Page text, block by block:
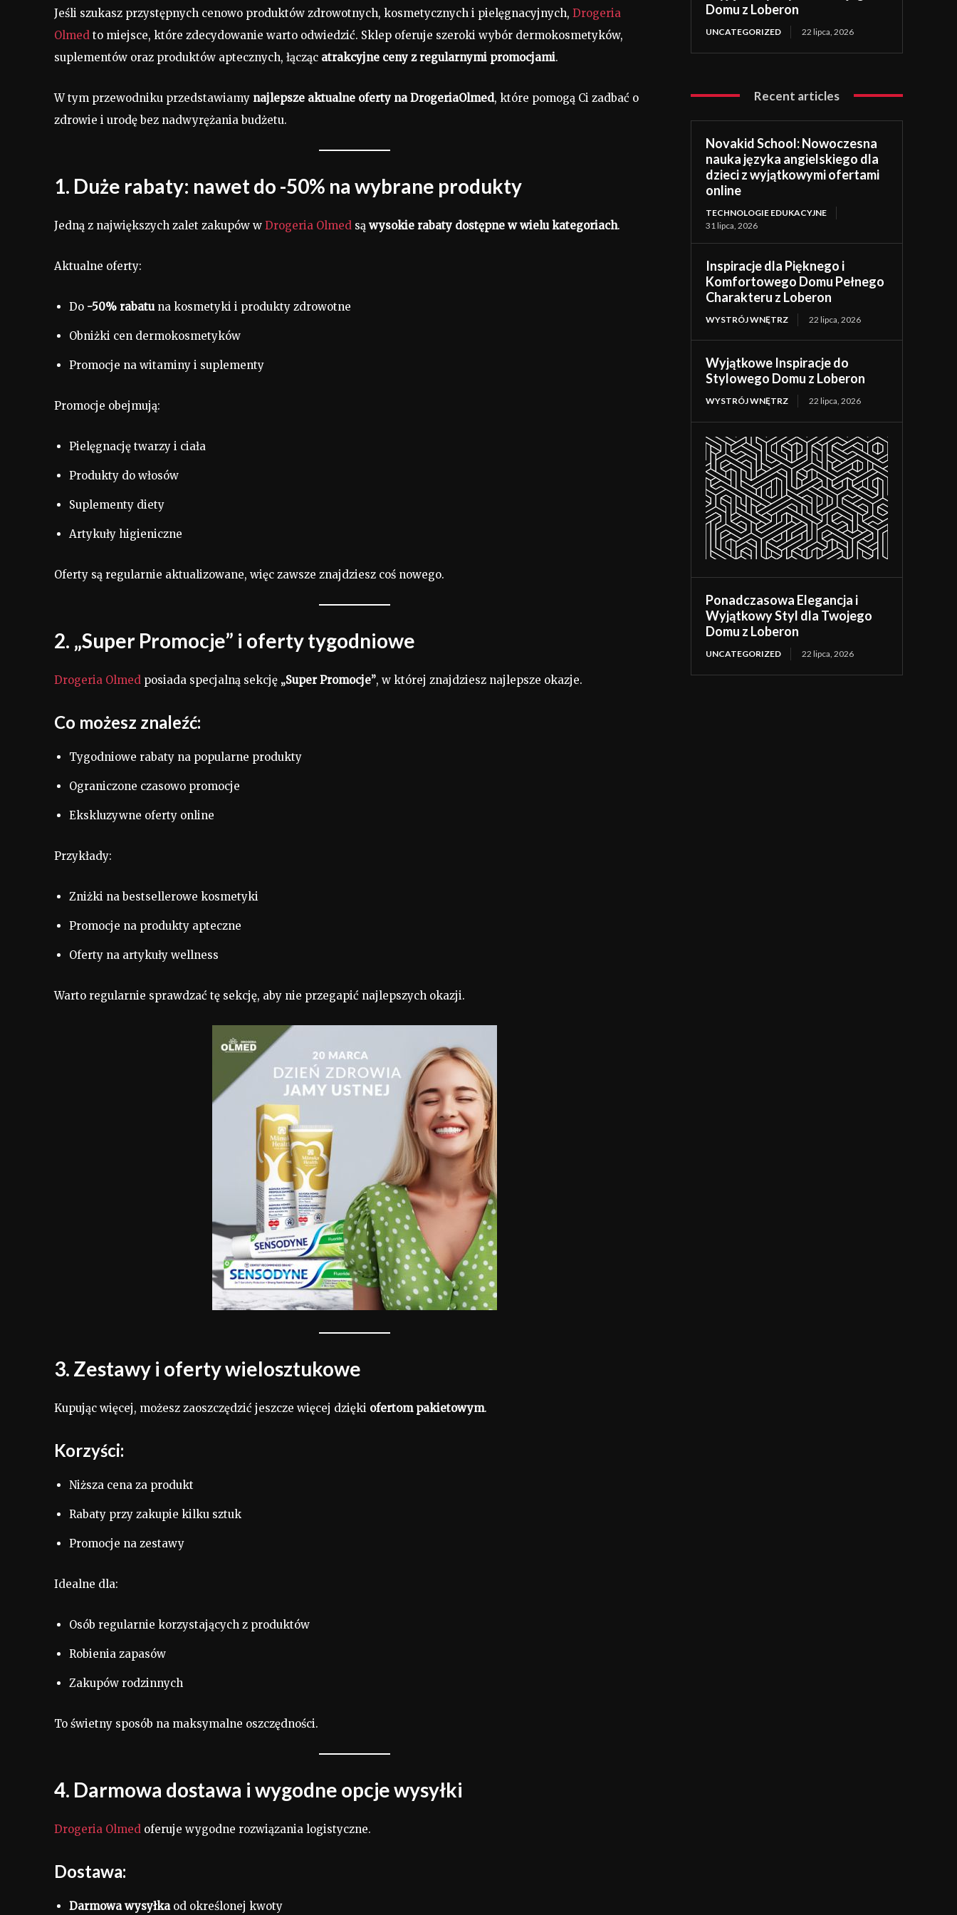
Jeśli szukasz przystępnych cenowo produktów zdrowotnych, kosmetycznych i pielęgnacyjnych, Drogeria
Olmed to miejsce, które zdecydowanie warto odwiedzić. Sklep oferuje szeroki wybór dermokosmetyków,
suplementów oraz produktów aptecznych, łącząc atrakcyjne ceny z regularnymi promocjami.
W tym przewodniku przedstawiamy najlepsze aktualne oferty na DrogeriaOlmed, które pomogą Ci zadbać o
zdrowie i urodę bez nadwyrężania budżetu.
1. Duże rabaty: nawet do -50% na wybrane produkty
Jedną z największych zalet zakupów w Drogeria Olmed są wysokie rabaty dostępne w wielu kategoriach.
Aktualne oferty:
Do -50% rabatuna kosmetyki i produkty zdrowotne
Obniżki cen dermokosmetyków
Promocje na witaminy i suplementy
Promocje obejmują:
Pielęgnację twarzy i ciała
Produkty do włosów
Suplementy diety
Artykuły higieniczne
Oferty są regularnie aktualizowane, więc zawsze znajdziesz coś nowego.
2. „Super Promocje” i oferty tygodniowe
Drogeria Olmed posiada specjalną sekcję „Super Promocje”, w której znajdziesz najlepsze okazje.
Co możesz znaleźć:
Tygodniowe rabaty na popularne produkty
Ograniczone czasowo promocje
Ekskluzywne oferty online
Przykłady:
Zniżki na bestsellerowe kosmetyki
Promocje na produkty apteczne
Oferty na artykuły wellness
Warto regularnie sprawdzać tę sekcję, aby nie przegapić najlepszych okazji.
3. Zestawy i oferty wielosztukowe
Kupując więcej, możesz zaoszczędzić jeszcze więcej dzięki ofertom pakietowym.
Korzyści:
Niższa cena za produkt
Rabaty przy zakupie kilku sztuk
Promocje na zestawy
Idealne dla:
Osób regularnie korzystających z produktów
Robienia zapasów
Zakupów rodzinnych
To świetny sposób na maksymalne oszczędności.
4. Darmowa dostawa i wygodne opcje wysyłki
Drogeria Olmed oferuje wygodne rozwiązania logistyczne.
Dostawa:
Darmowa wysyłkaod określonej kwoty
Domu z Loberon
UNCATEGORIZED 22 lipca, 2026
Recent articles
Novakid School: Nowoczesna
nauka języka angielskiego dla
dzieci z wyjątkowymi ofertami
online
TECHNOLOGIE EDUKACYJNE
31 lipca, 2026
Inspiracje dla Pięknego i
Komfortowego Domu Pełnego
Charakteru z Loberon
WYSTRÓJ WNĘTRZ 22 lipca, 2026
Wyjątkowe Inspiracje do
Stylowego Domu z Loberon
WYSTRÓJ WNĘTRZ 22 lipca, 2026
Ponadczasowa Elegancja i
Wyjątkowy Styl dla Twojego
Domu z Loberon
UNCATEGORIZED 22 lipca, 2026